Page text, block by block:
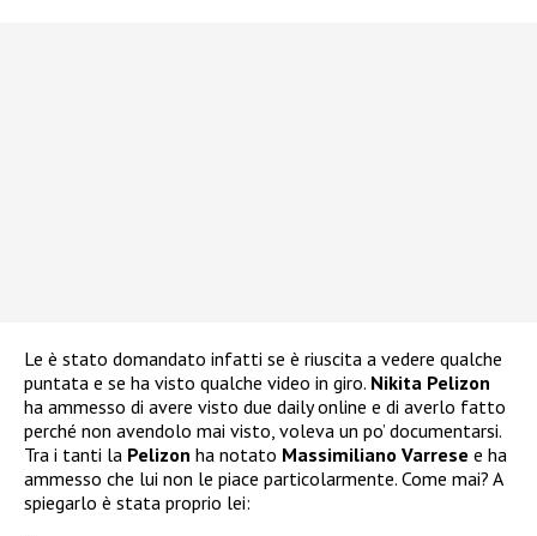
Le è stato domandato infatti se è riuscita a vedere qualche
puntata e se ha visto qualche video in giro. Nikita Pelizon
ha ammesso di avere visto due daily online e di averlo fatto
perché non avendolo mai visto, voleva un po’ documentarsi.
Tra i tanti la Pelizon ha notato Massimiliano Varrese e ha
ammesso che lui non le piace particolarmente. Come mai? A
spiegarlo è stata proprio lei: